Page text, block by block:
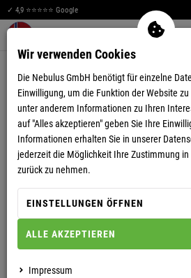
✓ 4,9 ⭐⭐⭐⭐⭐ Google
SOFTSHELLJACKE EVENT
Wir verwenden Cookies
Die Nebulus GmbH benötigt für einzelne
Einwilligung, um die Funktion der Website
unter anderem Informationen zu Ihren
auf "Alles akzeptieren" geben Sie Ihre
Informationen erhalten Sie in unserer
jederzeit die Möglichkeit Ihre Zustimmung
zurück zu nehmen.
EINSTELLUNGEN ÖFFNEN
ALLE AKZEPTIEREN
Impressum